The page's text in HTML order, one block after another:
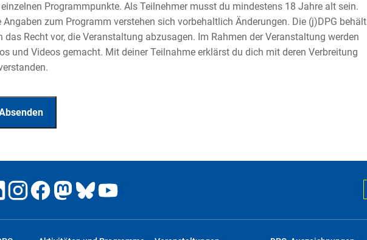
Programmpunkte. Als Teilnehmer musst du mindestens 18 Jahre alt sein.
Angaben zum Programm verstehen sich vorbehaltlich Änderungen. Die (j)DPG behält
das Recht vor, die Veranstaltung abzusagen. Im Rahmen der Veranstaltung werden
und Videos gemacht. Mit deiner Teilnahme erklärst du dich mit deren Verbreitung